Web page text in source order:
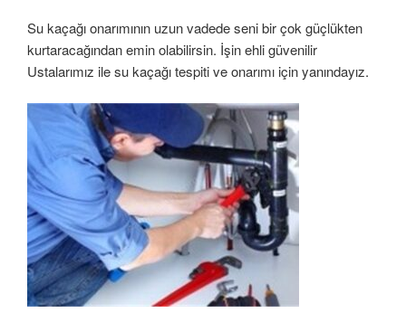
Su kaçağı onarımının uzun vadede seni bir çok güçlükten
kurtaracağından emin olabilirsin. İşin ehli güvenilir
Ustalarımız ile su kaçağı tespiti ve onarımı için yanındayız.